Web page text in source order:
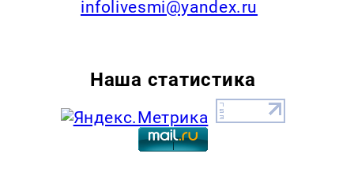
infolivesmi@yandex.ru
Наша статистика